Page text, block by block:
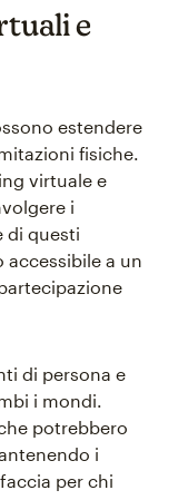
e
estendere
fisiche.
virtuale e
i
di questi
a un
di persona e
i mondi.
potrebbero
i
per chi